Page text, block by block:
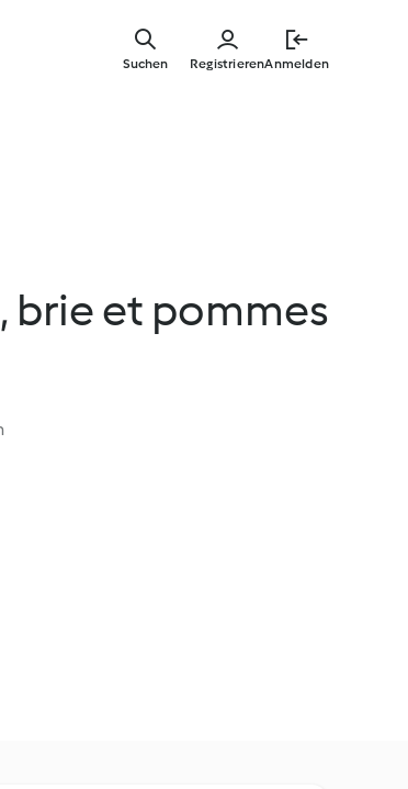
RegistrierenAnmelden
Suchen
brie et pommes